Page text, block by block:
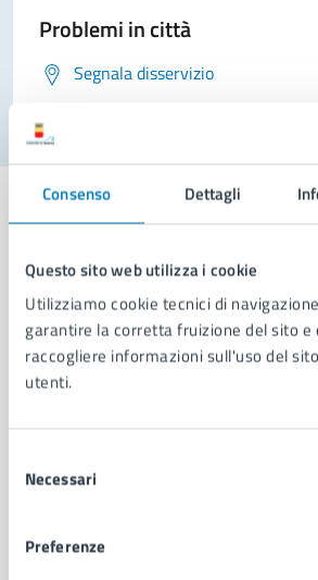
Consenso Dettagli
Questo sito web utilizza i cookie
Utilizziamo cookie tecnici di
garantire la corretta fruizione del sito e
raccogliere informazioni sull'uso del
utenti.
delNecessari
Preferenze
Problemi in città
Segnala disservizio
Comune di Napoli
AMMINISTRAZIONE
Aree amministrative
Enti e fondazioni
Personale amministrativo